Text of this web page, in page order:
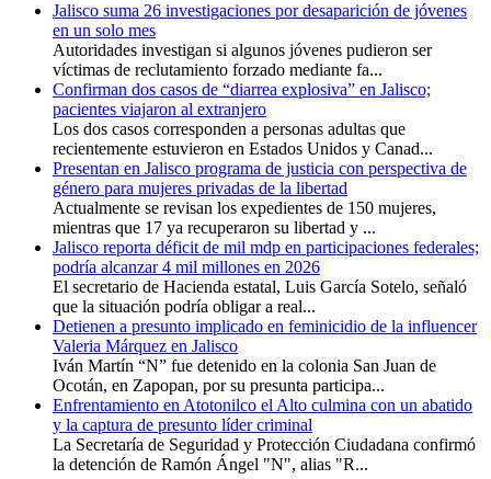
Jalisco suma 26 investigaciones por desaparición de jóvenes
en un solo mes
Autoridades investigan si algunos jóvenes pudieron ser
víctimas de reclutamiento forzado mediante fa...
Confirman dos casos de “diarrea explosiva” en Jalisco;
pacientes viajaron al extranjero
Los dos casos corresponden a personas adultas que
recientemente estuvieron en Estados Unidos y Canad...
Presentan en Jalisco programa de justicia con perspectiva de
género para mujeres privadas de la libertad
Actualmente se revisan los expedientes de 150 mujeres,
mientras que 17 ya recuperaron su libertad y ...
Jalisco reporta déficit de mil mdp en participaciones federales;
podría alcanzar 4 mil millones en 2026
El secretario de Hacienda estatal, Luis García Sotelo, señaló
que la situación podría obligar a real...
Detienen a presunto implicado en feminicidio de la influencer
Valeria Márquez en Jalisco
Iván Martín “N” fue detenido en la colonia San Juan de
Ocotán, en Zapopan, por su presunta participa...
Enfrentamiento en Atotonilco el Alto culmina con un abatido
y la captura de presunto líder criminal
La Secretaría de Seguridad y Protección Ciudadana confirmó
la detención de Ramón Ángel "N", alias "R...